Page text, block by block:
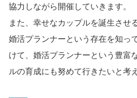
協力しながら開催していきます。
また、幸せなカップルを誕生させ
婚活プランナーという存在を知っ
けて、婚活プランナーという豊富
ルの育成にも努めて行きたいと考